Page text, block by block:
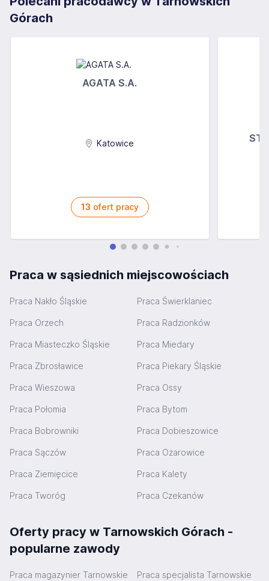
Górach
AGATA S.A.
Katowice
13 ofert pracy
Praca w sąsiednich miejscowościach
Praca Nakło Śląskie Praca Świerklaniec
Praca Orzech Praca Radzionków
Praca Miasteczko Śląskie Praca Miedary
Praca Zbrosławice Praca Piekary Śląskie
Praca Wieszowa Praca Ossy
Praca Połomia Praca Bytom
Praca Bobrowniki Praca Dobieszowice
Praca Sączów Praca Ożarowice
Praca Ziemięcice Praca Kalety
Praca Tworóg Praca Czekanów
Oferty pracy w Tarnowskich Górach -
popularne zawody
Praca magazynier Tarnowskie
Praca specjalista Tarnowskie